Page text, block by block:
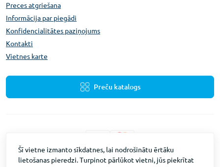
Preces atgriešana
Informācija par piegādi
Konfidencialitātes paziņojums
Kontakti
Vietnes karte
Preču katalogs
Fevex © 2026
Šī vietne izmanto sīkdatnes, lai nodrošinātu ērtāku
lietošanas pieredzi. Turpinot pārlūkot vietni, jūs piekrītat